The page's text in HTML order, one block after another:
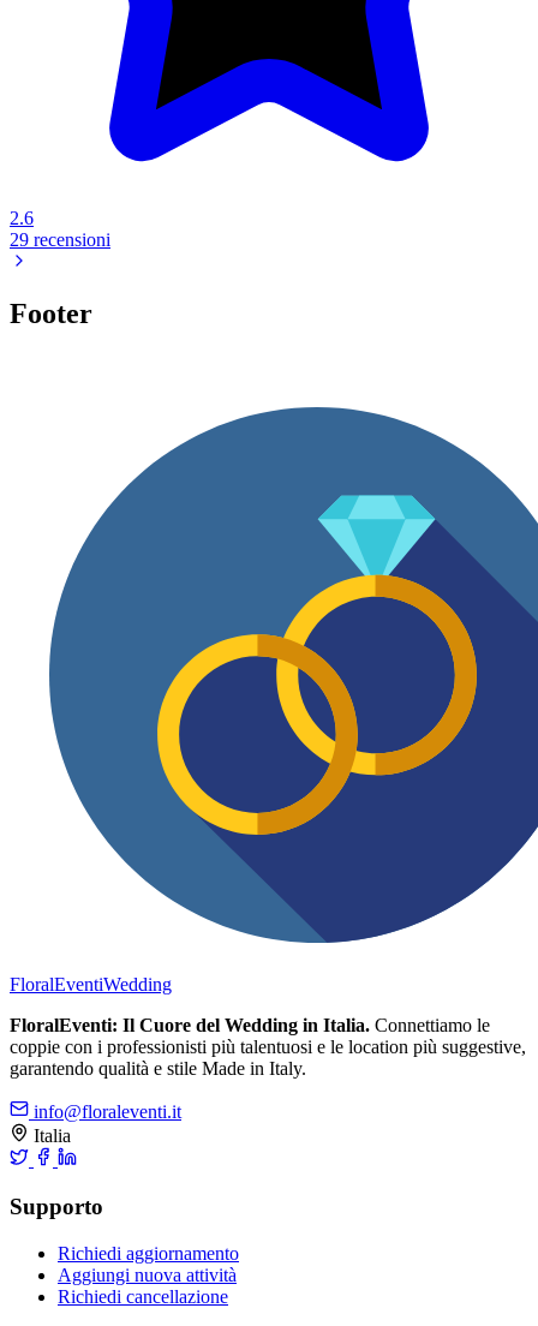
2.6
29 recensioni
Footer
FloralEventiWedding
FloralEventi: Il Cuore del Wedding in Italia. Connettiamo le
coppie con i professionisti più talentuosi e le location più suggestive,
garantendo qualità e stile Made in Italy.
info@floraleventi.it
Italia
Supporto
Richiedi aggiornamento
Aggiungi nuova attività
Richiedi cancellazione